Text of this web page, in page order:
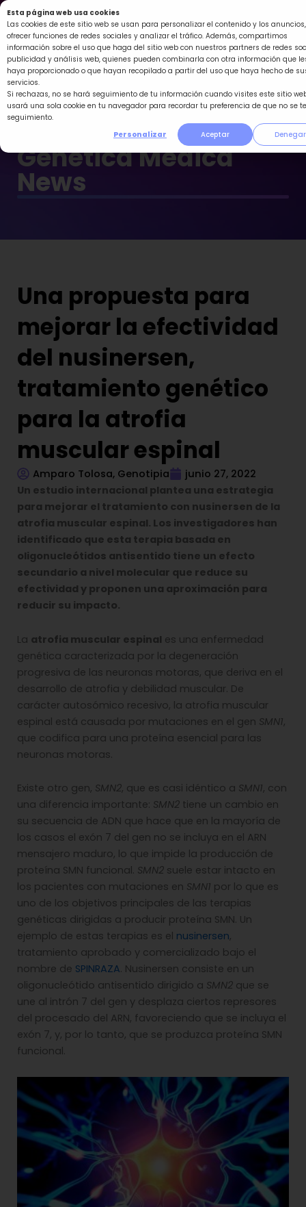
Esta página web usa cookies
Las cookies de este sitio web se usan para personalizar el contenido y los anuncios,
ofrecer funciones de redes sociales y analizar el tráfico. Además, compartimos
información sobre el uso que haga del sitio web con nuestros partners de redes
publicidad y análisis web, quienes pueden combinarla con otra información que
haya proporcionado o que hayan recopilado a partir del uso que haya hecho de
servicios.
Si rechazas, no se hará seguimiento de tu información cuando visites este sitio
usará una sola cookie en tu navegador para recordar tu preferencia de que no se
seguimiento.
Personalizar
Aceptar Denegar
Ir
al
contenido
Genética Médica
News
Una propuesta para
mejorar la efectividad
del nusinersen,
tratamiento genético
para la atrofia
muscular espinal
Amparo Tolosa, Genotipia
junio 27, 2022
Un estudio internacional plantea una estrategia
para mejorar el tratamiento con nusinersen de la
atrofia muscular espinal. Los investigadores han
identificado que esta terapia basada en
oligonucleótidos antisentido tiene un efecto
secundario a nivel molecular que reduce su
efectividad y proponen una aproximación para
reducir su impacto.
La atrofia muscular espinal es una enfermedad
genética caracterizada por la degeneración
progresiva de las neuronas motoras, que deriva en el
desarrollo de atrofia y debilidad muscular. De
carácter autosómico recesivo, la atrofia muscular
espinal está causada por mutaciones en el gen SMN1,
que codifica para una proteína esencial para las
neuronas motoras.
Existe otro gen, SMN2, que es casi idéntico a SMN1, con
una diferencia importante: SMN2 tiene un cambio en
su secuencia de ADN que hace que en la mayoría de
los casos el exón 7 del gen no se incluya en el ARN
mensajero maduro, lo que impide la producción de
proteína SMN funcional. SMN2 suele estar intacto en
los pacientes con mutaciones en SMN1 por lo que es
uno de los objetivos principales de las terapias
genéticas dirigidas a producir proteína SMN. Un
ejemplo de estas terapias es el nusinersen,
tratamiento aprobado y comercializado bajo el
nombre de SPINRAZA. Nusinersen consiste en un
oligonucleótido antisentido dirigido a SMN2 que se
une al intrón 7 del gen y desplaza ciertos represores
del procesado del ARN, favoreciendo que se incluya el
exón 7, y, por lo tanto, que se produzca proteína SMN
funcional.